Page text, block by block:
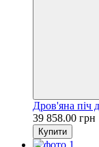
Дров'яна піч
39 858.00 грн
Купити